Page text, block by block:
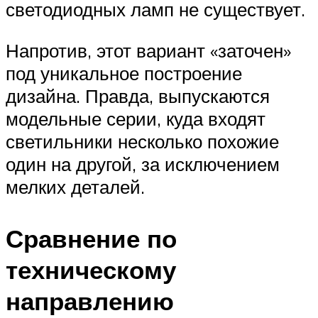
светодиодных ламп не существует.
Напротив, этот вариант «заточен»
под уникальное построение
дизайна. Правда, выпускаются
модельные серии, куда входят
светильники несколько похожие
один на другой, за исключением
мелких деталей.
Сравнение по
техническому
направлению